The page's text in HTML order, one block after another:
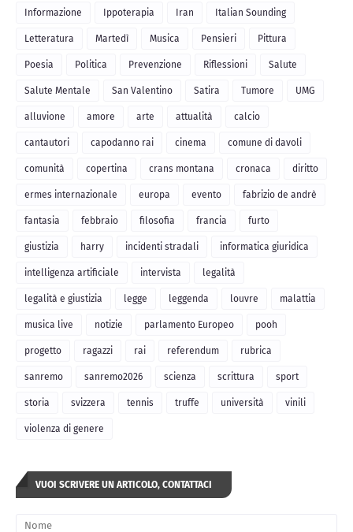
Informazione Ippoterapia Iran Italian Sounding
Letteratura Martedì Musica Pensieri Pittura
Poesia Politica Prevenzione Riflessioni Salute
Salute Mentale San Valentino Satira Tumore UMG
alluvione amore arte attualità calcio
cantautori capodanno rai cinema comune di davoli
comunità copertina crans montana cronaca diritto
ermes internazionale europa evento fabrizio de andrè
fantasia febbraio filosofia francia furto
giustizia harry incidenti stradali informatica giuridica
intelligenza artificiale intervista legalità
legalità e giustizia legge leggenda louvre malattia
musica live notizie parlamento Europeo pooh
progetto ragazzi rai referendum rubrica
sanremo sanremo2026 scienza scrittura sport
storia svizzera tennis truffe università vinili
violenza di genere
VUOI SCRIVERE UN ARTICOLO, CONTATTACI